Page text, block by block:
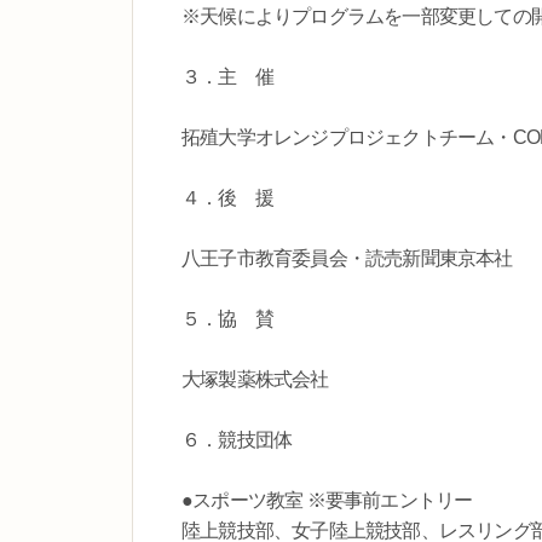
※天候によりプログラムを一部変更しての
３．主 催
拓殖大学オレンジプロジェクトチーム・
４．後 援
八王子市教育委員会・読売新聞東京本社
５．協 賛
大塚製薬株式会社
６．競技団体
●スポーツ教室 ※要事前エントリー
陸上競技部、女子陸上競技部、レスリング